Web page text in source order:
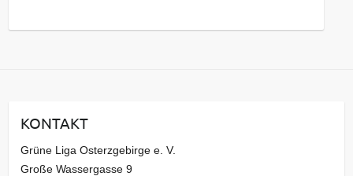
a
v
KONTAKT
Grüne Liga Osterzgebirge e. V.
Große Wassergasse 9